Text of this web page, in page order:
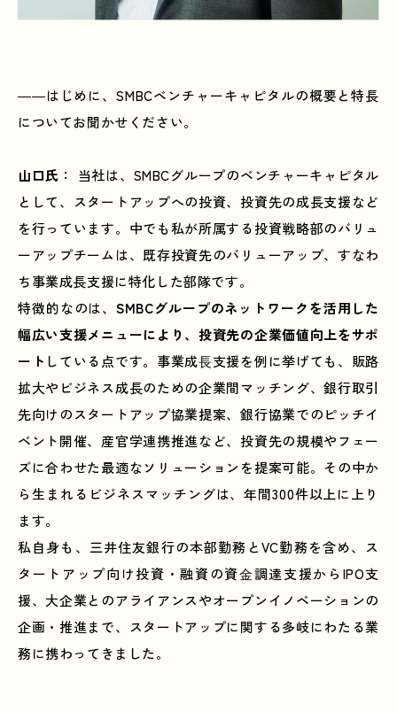
――はじめに、SMBCベンチャーキャピタルの概要と特長
についてお聞かせください。
山口氏 ： 当社は、SMBCグループのベンチャーキャピタル
として、スタートアップへの投資、投資先の成長支援など
を行っています。中でも私が所属する投資戦略部のバリュ
ーアップチームは、既存投資先のバリューアップ、すなわ
ち事業成長支援に特化した部隊です。
特徴的なのは、SMBCグループのネットワークを活用した
幅広い支援メニューにより、投資先の企業価値向上をサポ
ート している点です。事業成⻑支援を例に挙げても、販路
拡大やビジネス成長のための企業間マッチング、銀行取引
先向けのスタートアップ協業提案、銀行協業でのピッチイ
ベント開催、産官学連携推進など、投資先の規模やフェー
ズに合わせた最適なソリューションを提案可能。その中か
ら生まれるビジネスマッチングは、年間300件以上に上り
ます。
私自身も、三井住友銀行の本部勤務とVC勤務を含め、ス
タートアップ向け投資・融資の資⾦調達支援からIPO支
援、大企業とのアライアンスやオープンイノベーションの
企画・推進まで、スタートアップに関する多岐にわたる業
務に携わってきました。